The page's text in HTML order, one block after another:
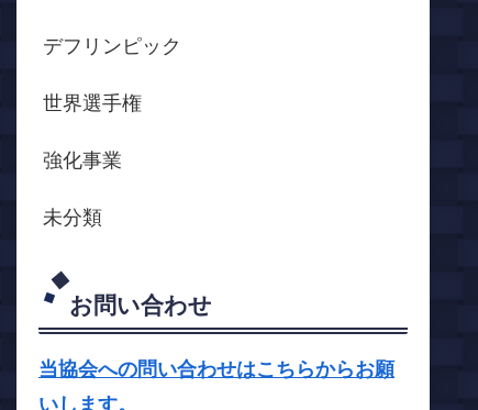
デフリンピック
世界選手権
強化事業
未分類
お問い合わせ
当協会への問い合わせはこちらからお願
いします。